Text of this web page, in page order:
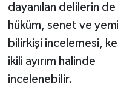
dayanılan delilerin
hüküm, senet ve
bilirkişi incelemesi,
ikili ayırım halinde